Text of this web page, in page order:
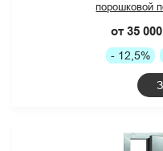
порошковой
от 35
- 12,5%